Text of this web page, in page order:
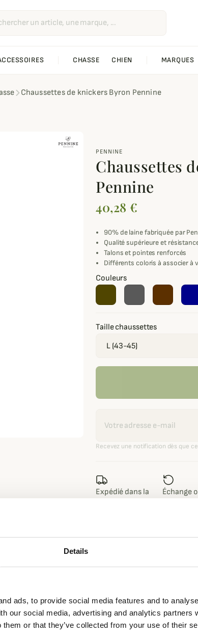
Details
ads, to provide social media features and to
our social media, advertising and analytics partners
them or that they’ve collected from your use of their
CHASSE CHIEN MARQUES
Chaussettes de knickers Byron Pennine
PENNINE
Chaussettes
Pennine
40,28 €
90% de laine fabriquée par
Qualité supérieure et
Talons et pointes renforcés
Différents coloris à associer à
Couleurs
Taille chaussettes
Recevez une notification dès que
Expédié dans la
Échange
confectionnées
coloris.
conçue par Pennine
talon et la pointe
Pays de
fabrication
Angleterre